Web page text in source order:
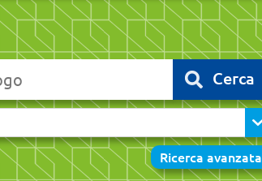
Cerca
Ricerca avanzata